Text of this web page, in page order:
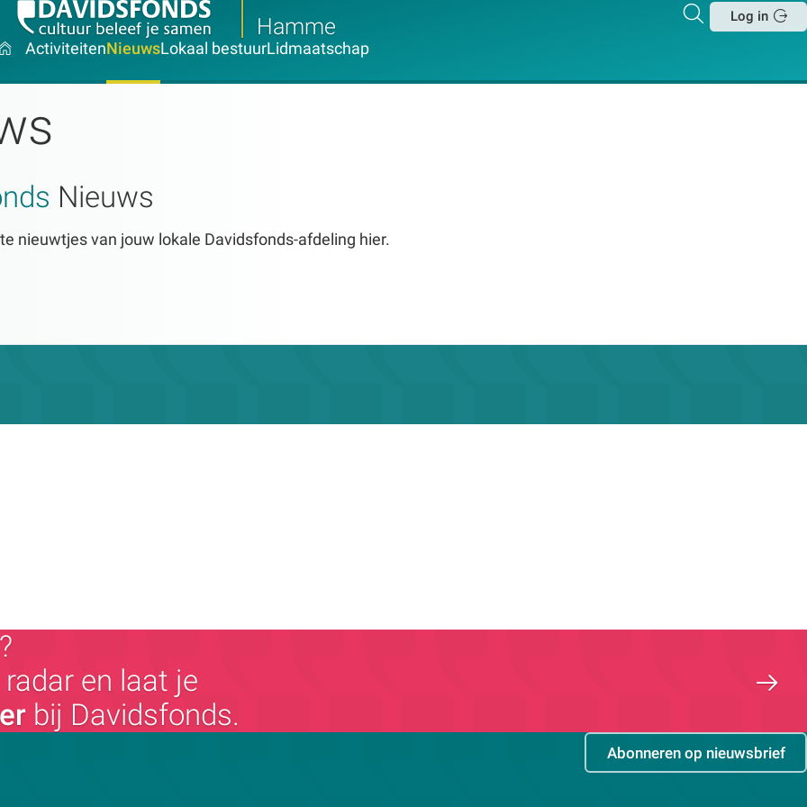
Hamme
Zoeken
Log in
ActiviteitenNieuwsLokaal bestuurLidmaatschap
Nieuws
nieuwtjes van jouw lokale Davidsfonds-afdeling hier.
en laat je
bij Davidsfonds.
Abonneren op nieuwsbrief